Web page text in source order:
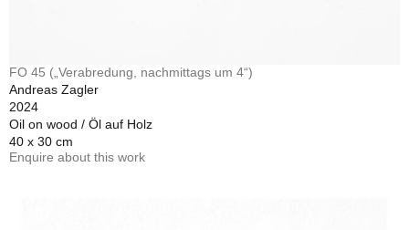
FO 45 („Verabredung, nachmittags um 4“)
Andreas Zagler
2024
Oil on wood / Öl auf Holz
40 x 30 cm
Enquire about this work